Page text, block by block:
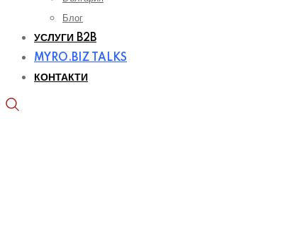
Блог
УСЛУГИ B2B
MYRO.BIZ TALKS
КОНТАКТИ